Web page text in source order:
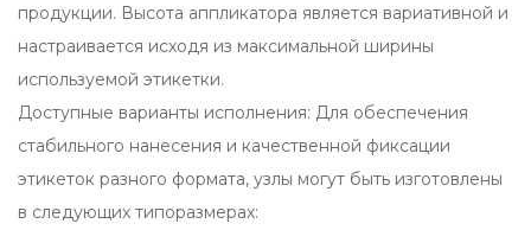
продукции. Высота аппликатора является вариативной и
настраивается исходя из максимальной ширины
используемой этикетки.
Доступные варианты исполнения: Для обеспечения
стабильного нанесения и качественной фиксации
этикеток разного формата, узлы могут быть изготовлены
в следующих типоразмерах: